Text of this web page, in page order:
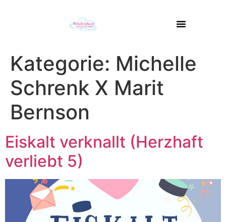
Kategorie: Michelle
Schrenk X Marit
Bernson
Eiskalt verknallt (Herzhaft
verliebt 5)